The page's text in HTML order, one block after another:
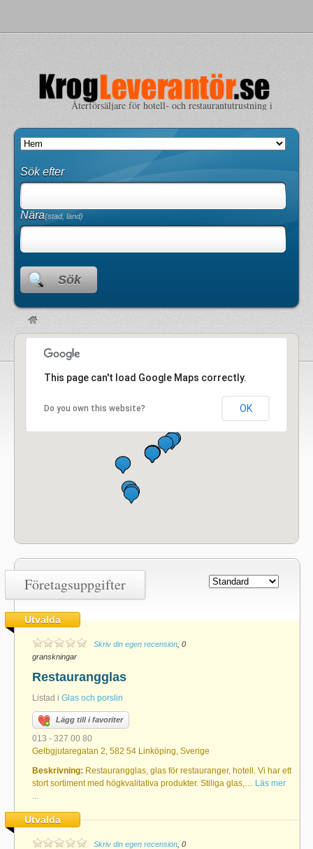
Återförsäljare för hotell- och restaurantutrustning i
Sök efter
Nära(stad, land)
Sök
This page can't load Google Maps correctly.
Do you own this website? OK
Företagsuppgifter
Utvalda
Skriv din egen recension , 0
granskningar
Restaurangglas
Listad i Glas och porslin
Lägg till i favoriter
013 - 327 00 80
Gelbgjutaregatan 2, 582 54 Linköping, Sverige
Beskrivning: Restaurangglas, glas för restauranger, hotell. Vi har ett
stort sortiment med högkvalitativa produkter. Stiliga glas,… Läs mer
...
Utvalda
Skriv din egen recension , 0